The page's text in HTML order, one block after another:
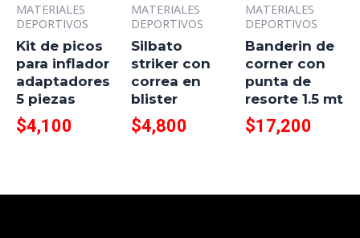
MATERIALES
DEPORTIVOS
Kit de picos
para inflador
adaptadores
5 piezas
$4,100
MATERIALES
DEPORTIVOS
Silbato
striker con
correa en
blister
$4,800
MATERIALES
DEPORTIVOS
Banderin de
corner con
punta de
resorte 1.5 mt
$17,200